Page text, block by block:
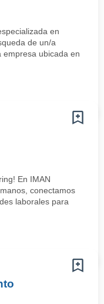
en
de un/a
empresa ubicada en
En IMAN
conectamos
laborales para